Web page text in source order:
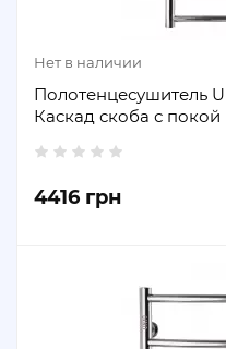
Нет в наличии
Полотенцесушитель
Каскад скоба с покой
4416 грн